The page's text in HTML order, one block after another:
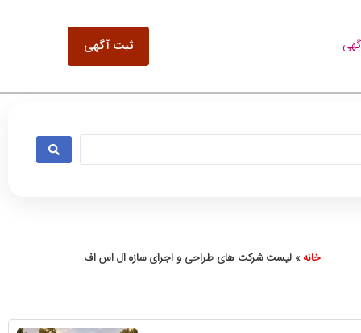
ثبت آگهی
خانه»لیست شرکت های طراحی و اجرای سازه ال اس اف